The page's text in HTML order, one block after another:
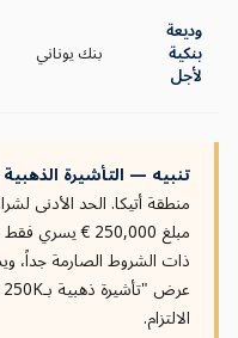
وديعة
بنكية
لأجل
بنك يوناني
تنبيه — التأشيرة الذهبية بـ 250,000 € في
منطقة أتيكا. الحد الأدنى
مبلغ 250,000 €
ذات الشروط الصارمة جداً،
الالتزام.